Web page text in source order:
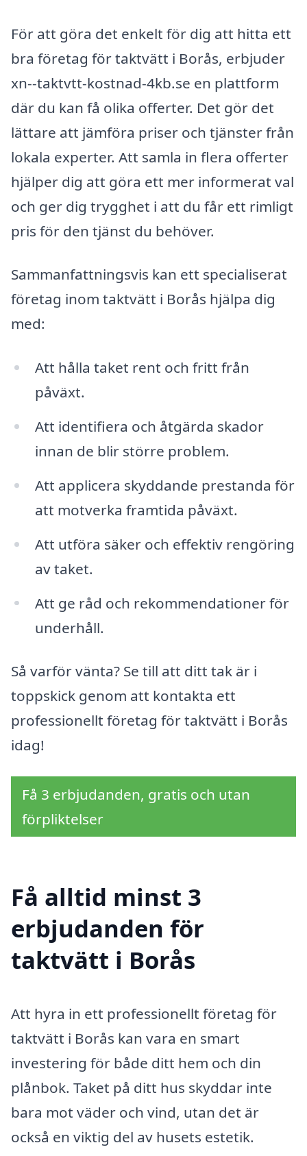
För att göra det enkelt för dig att hitta ett
bra företag för taktvätt i Borås, erbjuder
xn--taktvtt-kostnad-4kb.se en plattform
där du kan få olika offerter. Det gör det
lättare att jämföra priser och tjänster från
lokala experter. Att samla in flera offerter
hjälper dig att göra ett mer informerat val
och ger dig trygghet i att du får ett rimligt
pris för den tjänst du behöver.
Sammanfattningsvis kan ett specialiserat
företag inom taktvätt i Borås hjälpa dig
med:
Att hålla taket rent och fritt från
påväxt.
Att identifiera och åtgärda skador
innan de blir större problem.
Att applicera skyddande prestanda för
att motverka framtida påväxt.
Att utföra säker och effektiv rengöring
av taket.
Att ge råd och rekommendationer för
underhåll.
Så varför vänta? Se till att ditt tak är i
toppskick genom att kontakta ett
professionellt företag för taktvätt i Borås
idag!
Få 3 erbjudanden, gratis och utan
förpliktelser
Få alltid minst 3
erbjudanden för
taktvätt i Borås
Att hyra in ett professionellt företag för
taktvätt i Borås kan vara en smart
investering för både ditt hem och din
plånbok. Taket på ditt hus skyddar inte
bara mot väder och vind, utan det är
också en viktig del av husets estetik.